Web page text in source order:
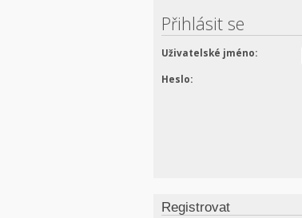
Přihlásit se
Uživatelské jméno:
Heslo:
Registrovat